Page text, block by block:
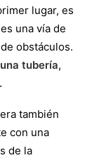
lugar, es
una vía de
obstáculos.
tubería,
también
con una
de la